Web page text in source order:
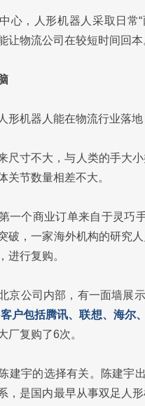
心，人形机器人采取日常
让物流公司在较短时间回本
形机器人能在物流行业落
尺寸不大，与人类的手大
关节数量相差不大。
一个商业订单来自于灵巧
破，一家海外机构的研究
进行复购。
京公司内部，有一面墙展
户包括腾讯、联想、海尔
厂复购了6次。
建宇的选择有关。陈建宇
，是国内最早从事双足人